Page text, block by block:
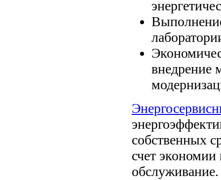
внедрение
собственных
счет экономии
обслуживание.